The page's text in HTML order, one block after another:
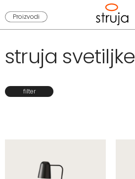
Proizvodi
struja svetiljke
filter